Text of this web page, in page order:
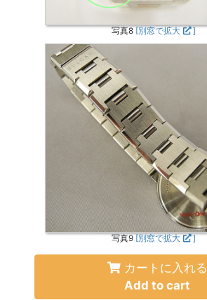
写真8[別窓で拡大 ]
写真9[別窓で拡大 ]
カートに入れる
Add to cart